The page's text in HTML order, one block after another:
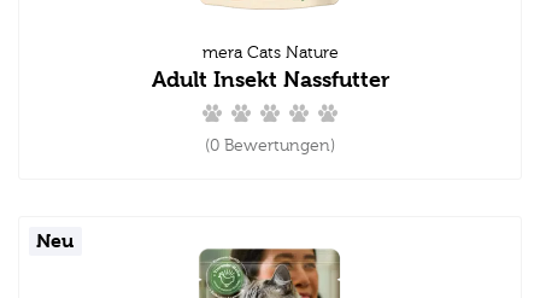
mera Cats Nature
Adult Insekt Nassfutter
(0 Bewertungen)
Neu